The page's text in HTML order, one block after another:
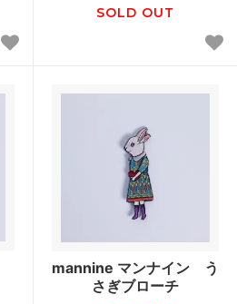
SOLD OUT
mannine マンナイン う
さぎブローチ